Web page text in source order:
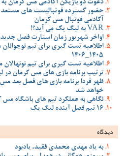
دعوت دو بازیکن آکادمی مس کرمان به
حضور گسترده فوتبالیست های مستعد
آکادمی فوتبال مس کرمان
VAR به لیگ یک می آید؟!
اواخر شهریور زمان استارت فصل
اطلاعیه تست گیری برای تیم
1405_1406
اطلاعیه تست گیری برای تیم نونهالان مس
ترتیب برنامه بازی های مس کرمان
ظهر فردا برنامه بازی های فصل
خواهد شد
نگاهی به عملکرد تیم های باشگاه
16 تیم فصل آینده لیگ یک
دیدگاه
به یاد مهدی محمدی فقید، یادبود